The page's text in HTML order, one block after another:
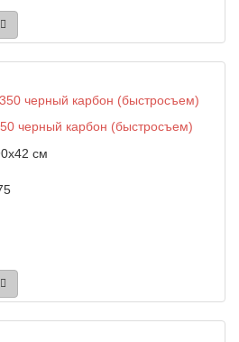
черный карбон (быстросъем)
см